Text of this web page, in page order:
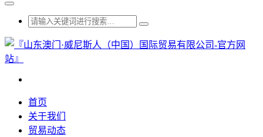
首页
关于我们
贸易动态